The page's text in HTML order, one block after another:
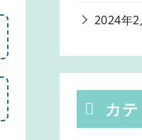
2024年2
カ